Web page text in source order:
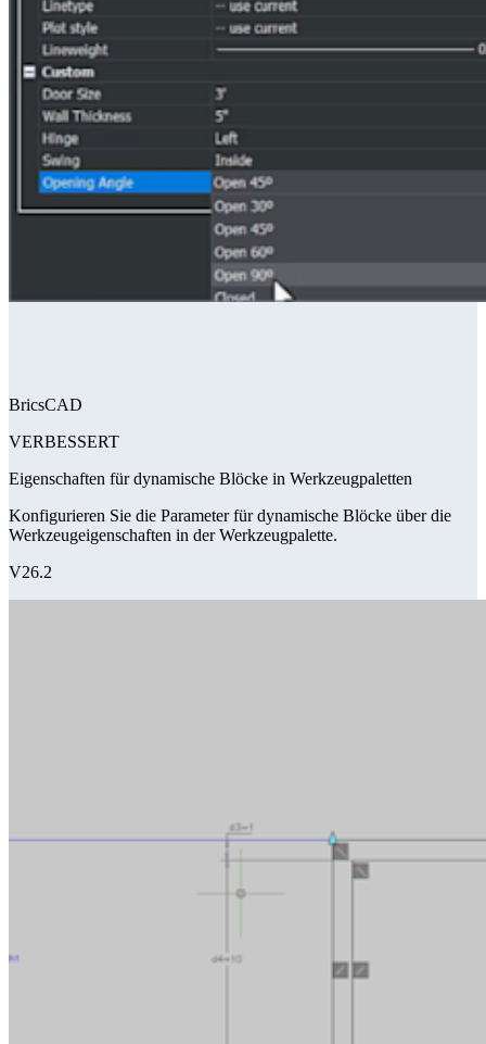
BricsCAD
VERBESSERT
Eigenschaften für dynamische Blöcke in Werkzeugpaletten
Konfigurieren Sie die Parameter für dynamische Blöcke über die
Werkzeugeigenschaften in der Werkzeugpalette.
V26.2